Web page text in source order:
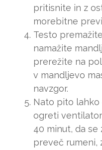
pritisnite in z
morebitne
Testo
namažite
prerežite na
v mandljevo
navzgor.
Nato pito
ogreti
40 minut, da se
preveč rumeni,